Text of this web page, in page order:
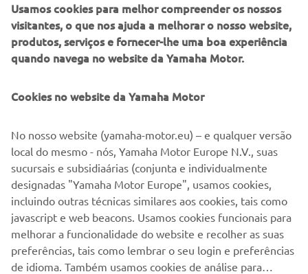
manobra confortáveis. O sistema VTS (velocidade de
ajuste variável) integral não só proporciona um ralenti
inferior ao normal, também permite controlar a
velocidade de ajuste em passos simples de 50 rpm, o que
série nos modelos de manípulo e como opção nos
Com gráficos elegantes e uma conduta de admissão de ar
para a drenagem de água concebida de forma inteligente,
a nossa mais recente carenagem superior de uma peça
complementa este novo F25. Possui uma sensação e
aspeto bastante sólidos, algo que os proprietários da
Yamaha realmente apreciam.
Usamos cookies para melhor compreender os nossos
visitantes, o que nos ajuda a melhorar o nosso website,
produtos, serviços e fornecer-lhe uma boa experiência
quando navega no website da Yamaha Motor.
Cookies no website da Yamaha Motor
No nosso website (yamaha-motor.eu) – e qualquer versão
local do mesmo - nós, Yamaha Motor Europe N.V., suas
sucursais e subsidiaárias (conjunta e individualmente
designadas "Yamaha Motor Europe", usamos cookies,
incluindo outras técnicas similares aos cookies, tais como
javascript e web beacons. Usamos cookies funcionais para
melhorar a funcionalidade do website e recolher as suas
preferências, tais como lembrar o seu login e preferências
de idioma. Também usamos cookies de análise para